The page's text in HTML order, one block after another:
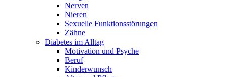
Nerven
Nieren
Sexuelle Funktionsstörungen
Zähne
Diabetes im Alltag
Motivation und Psyche
Beruf
Kinderwunsch